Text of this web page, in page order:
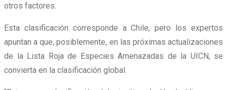
otros factores.
Esta clasificación corresponde a Chile, pero los expertos
apuntan a que, posiblemente, en las próximas actualizaciones
de la Lista Roja de Especies Amenazadas de la UICN, se
convierta en la clasificación global.